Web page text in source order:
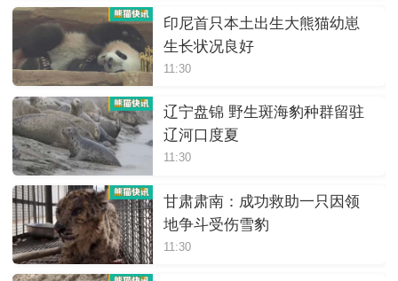
印尼首只本土出生大熊猫幼崽
生长状况良好
11:30
辽宁盘锦 野生斑海豹种群留驻
辽河口度夏
11:30
甘肃肃南：成功救助一只因领
地争斗受伤雪豹
11:30